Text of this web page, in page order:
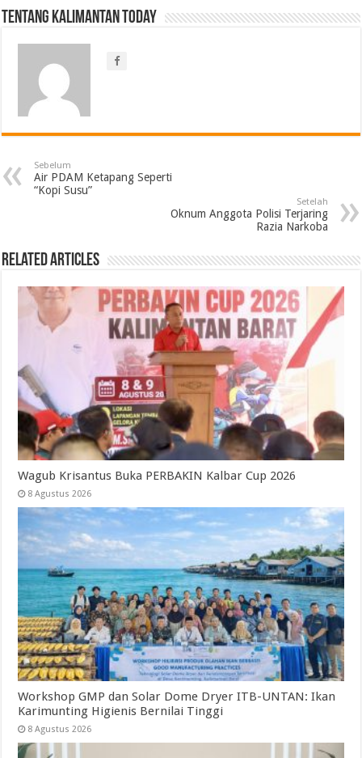
Tentang Kalimantan Today
Sebelum
Air PDAM Ketapang Seperti
“Kopi Susu”
Setelah
Oknum Anggota Polisi Terjaring
Razia Narkoba
Related Articles
Wagub Krisantus Buka PERBAKIN Kalbar Cup 2026
8 Agustus 2026
Workshop GMP dan Solar Dome Dryer ITB-UNTAN: Ikan
Karimunting Higienis Bernilai Tinggi
8 Agustus 2026